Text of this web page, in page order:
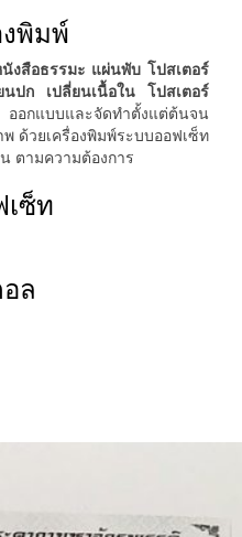
งพิมพ์
สือธรรมะ แผ่นพับ โปสเตอร์
ปก เปลี่ยนเนื้อใน โปสเตอร์
ออกแบบและจัดทำตั้งแต่ต้นจน
ด้วยเครื่องพิมพ์ระบบออฟเซ็ท
ตามความต้องการ
ซ็ท
ล